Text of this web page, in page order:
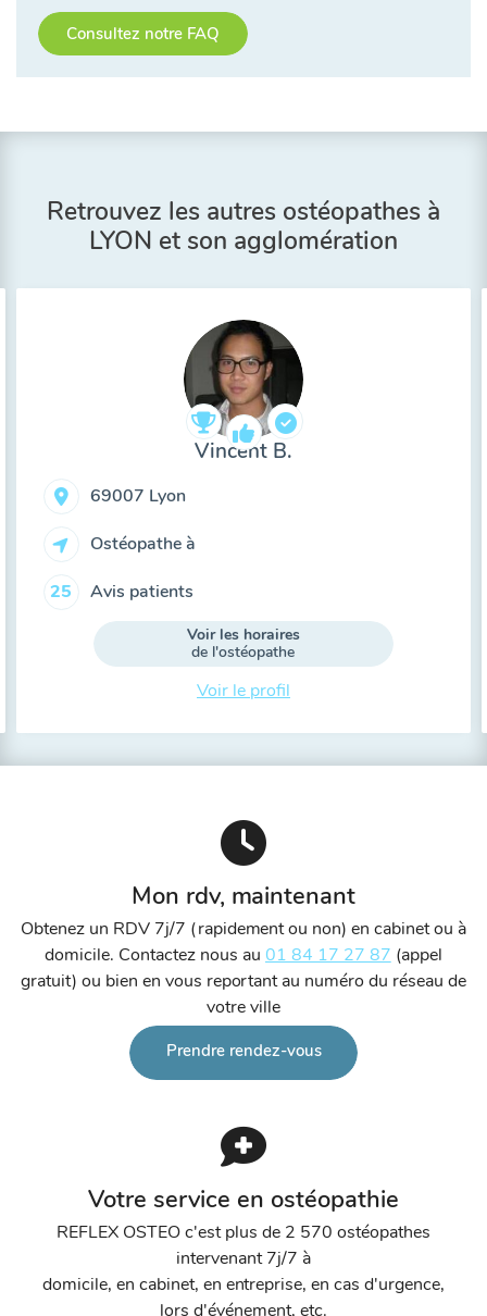
Consultez notre FAQ
Retrouvez les autres ostéopathes à
LYON et son agglomération
Vincent B.
69007 Lyon
Ostéopathe à
25 Avis patients
Voir les horaires
de l'ostéopathe
Voir le profil
Mon rdv, maintenant
Obtenez un RDV 7j/7 (rapidement ou non) en cabinet ou à
domicile. Contactez nous au 01 84 17 27 87 (appel
gratuit) ou bien en vous reportant au numéro du réseau de
votre ville
Prendre rendez-vous
Votre service en ostéopathie
REFLEX OSTEO c'est plus de 2 570 ostéopathes
intervenant 7j/7 à
domicile, en cabinet, en entreprise, en cas d'urgence,
lors d'événement, etc.